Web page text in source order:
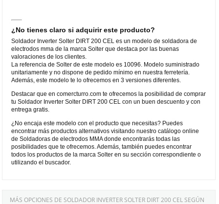
¿No tienes claro si adquirir este producto?
Soldador Inverter Solter DIRT 200 CEL es un modelo de soldadora de
electrodos mma de la marca Solter que destaca por las buenas
valoraciones de los clientes.
La referencia de Solter de este modelo es 10096. Modelo suministrado
unitariamente y no dispone de pedido mínimo en nuestra ferretería.
Además, este modelo te lo ofrecemos en 3 versiones diferentes.
Destacar que en comercturro.com te ofrecemos la posibilidad de comprar
tu Soldador Inverter Solter DIRT 200 CEL con un buen descuento y con
entrega gratis.
¿No encaja este modelo con el producto que necesitas? Puedes
encontrar más productos alternativos visitando nuestro catálogo online
de Soldadoras de electrodos MMA donde encontrarás todas las
posibilidades que te ofrecemos. Además, también puedes encontrar
todos los productos de la marca Solter en su sección correspondiente o
utilizando el buscador.
MÁS OPCIONES DE SOLDADOR INVERTER SOLTER DIRT 200 CEL SEGÚN